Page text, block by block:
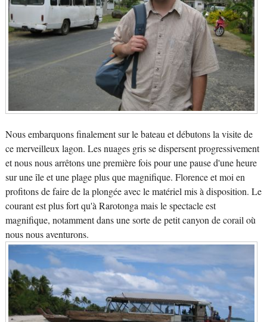
Nous embarquons finalement sur le bateau et débutons la visite de
ce merveilleux lagon. Les nuages gris se dispersent progressivement
et nous nous arrêtons une première fois pour une pause d'une heure
sur une île et une plage plus que magnifique. Florence et moi en
profitons de faire de la plongée avec le matériel mis à disposition. Le
courant est plus fort qu'à Rarotonga mais le spectacle est
magnifique, notamment dans une sorte de petit canyon de corail où
nous nous aventurons.